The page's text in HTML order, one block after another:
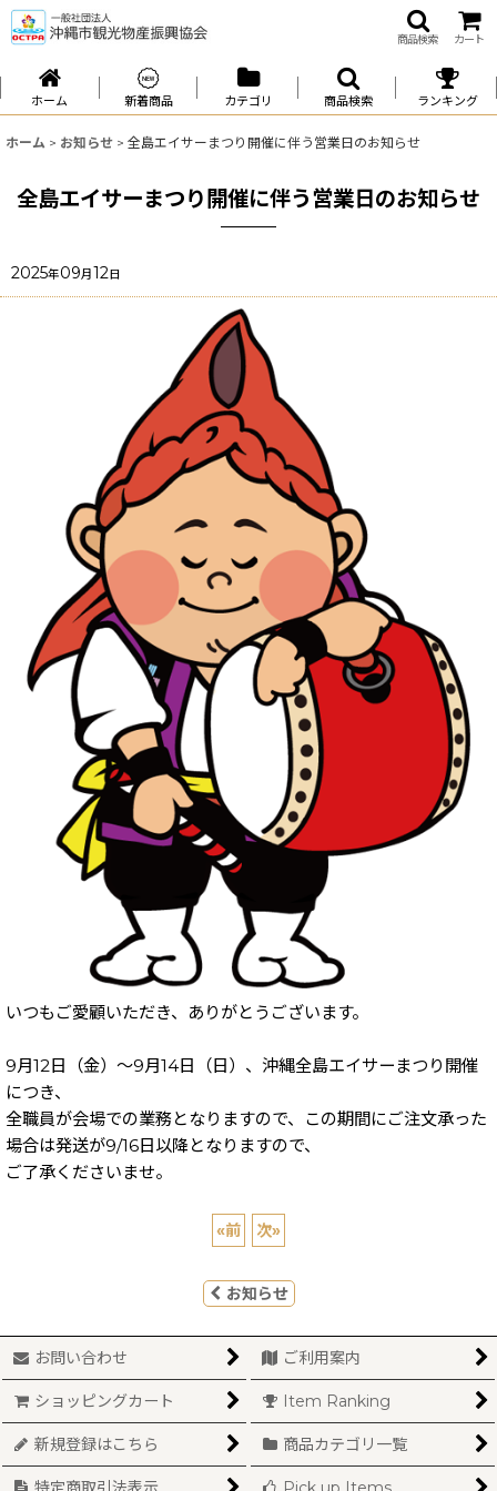
商品検索 カート
ホーム 新着商品 カテゴリ 商品検索 ランキング
ホーム > お知らせ > 全島エイサーまつり開催に伴う営業日のお知らせ
全島エイサーまつり開催に伴う営業日のお知らせ
2025年09月12日
いつもご愛顧いただき、ありがとうございます。
9月12日（金）～9月14日（日）、沖縄全島エイサーまつり開催
につき、
全職員が会場での業務となりますので、この期間にご注文承った
場合は発送が9/16日以降となりますので、
ご了承くださいませ。
«前 次»
お知らせ
お問い合わせ ご利用案内
ショッピングカート Item Ranking
新規登録はこちら 商品カテゴリ一覧